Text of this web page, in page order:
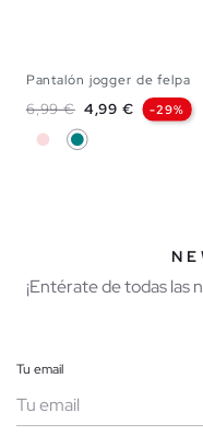
XS M
Pantalón jogger de felpa
Precio base
6,99 € Precio
4,99 € -29%
Rosa NudeVerde Azulado
¡Entérate de todas las
Tu email